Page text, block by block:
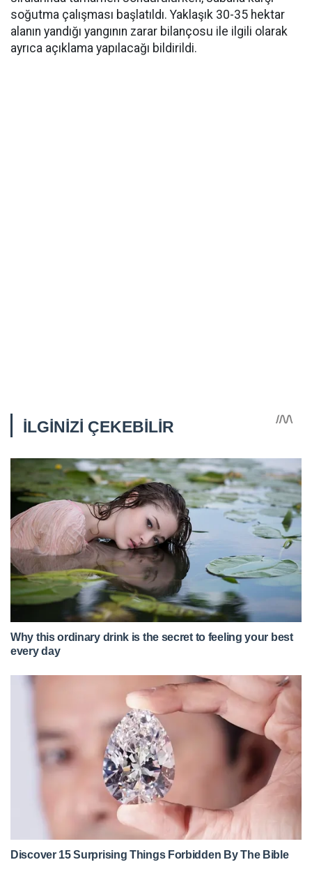
soğutma çalışması başlatıldı. Yaklaşık 30-35 hektar
alanın yandığı yangının zarar bilançosu ile ilgili olarak
ayrıca açıklama yapılacağı bildirildi.